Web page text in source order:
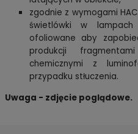
zgodnie z wymogami
świetlówki w
ofoliowane aby
produkcji
chemicznymi z
przypadku stłuczenia.
Uwaga - zdjęcie poglądowe.